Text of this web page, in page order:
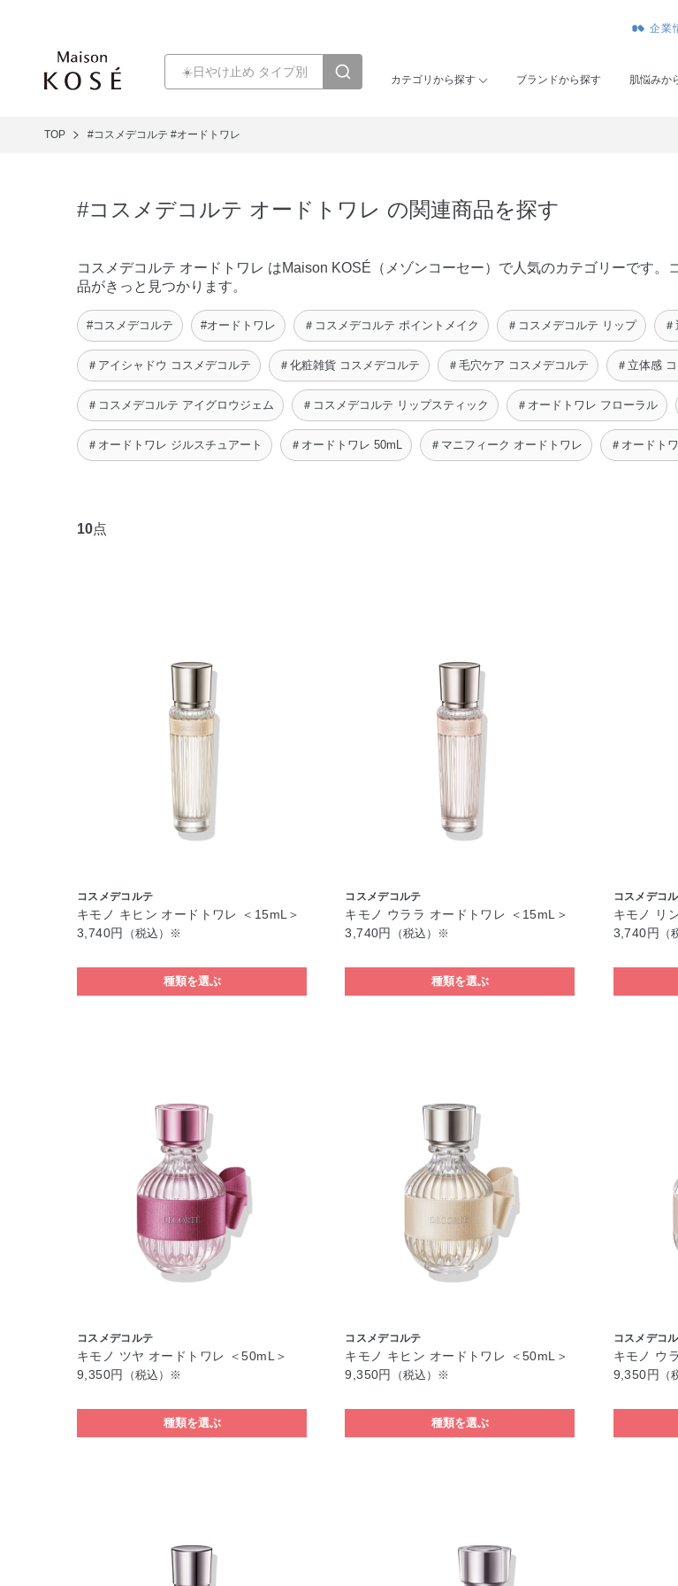
企業
カテゴリから探す ブランドから探す 肌悩みか
TOP #コスメデコルテ #オードトワレ
#コスメデコルテ オードトワレ の関連商品を探す
コスメデコルテ オードトワレ はMaison KOSÉ（メゾンコーセー）で人気のカテゴリーです
品がきっと見つかります。
#コスメデコルテ #オードトワレ ＃コスメデコルテ ポイントメイク ＃コスメデコルテ リップ
＃アイシャドウ コスメデコルテ ＃化粧雑貨 コスメデコルテ ＃毛穴ケア コスメデコルテ ＃立体感
＃コスメデコルテ アイグロウジェム ＃コスメデコルテ リップスティック ＃オードトワレ フローラル
＃オードトワレ ジルスチュアート ＃オードトワレ 50mL ＃マニフィーク オードトワレ ＃オードト
10点
コスメデコルテ
キモノ キヒン オードトワレ ＜15mL＞
3,740円
（税込）※
種類を選ぶ
コスメデコルテ
キモノ ウララ オードトワレ ＜15mL＞
3,740円
（税込）※
種類を選ぶ
コスメデコ
キモノ リ
3,740円
コスメデコルテ
キモノ ツヤ オードトワレ ＜50mL＞
9,350円
（税込）※
種類を選ぶ
コスメデコルテ
キモノ キヒン オードトワレ ＜50mL＞
9,350円
（税込）※
種類を選ぶ
コスメデコ
キモノ ウ
9,350円